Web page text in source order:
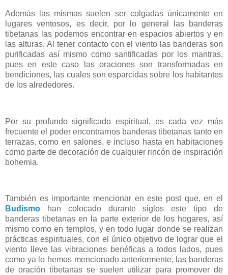
Además las mismas suelen ser colgadas únicamente en
lugares ventosos, es decir, por lo general las banderas
tibetanas las podemos encontrar en espacios abiertos y en
las alturas. Al tener contacto con el viento las banderas son
purificadas así mismo como santificadas por los mantras,
pues en este caso las oraciones son transformadas en
bendiciones, las cuales son esparcidas sobre los habitantes
de los alrededores.
Por su profundo significado espiritual, es cada vez más
frecuente el poder encontrarnos banderas tibetanas tanto en
terrazas, como en salones, e incluso hasta en habitaciones
como parte de decoración de cualquier rincón de inspiración
bohemia.
También es importante mencionar en este post que, en el
Budismo
han colocado durante siglos este tipo de
banderas tibetanas en la parte exterior de los hogares, así
mismo como en templos, y en todo lugar donde se realizan
prácticas espirituales, con el único objetivo de lograr que el
viento lleve las vibraciones benéficas a todos lados, pues
como ya lo hemos mencionado anteriormente, las banderas
de oración tibetanas se suelen utilizar para promover de